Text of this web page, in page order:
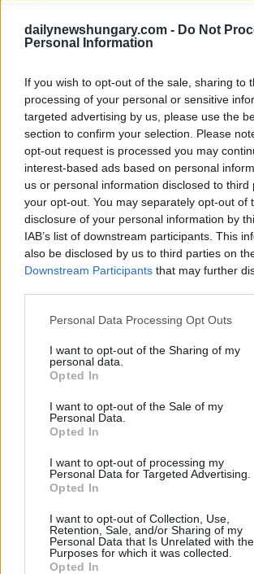
dailynewshungary.com - Do Not
Personal Information
If you wish to opt-out of the sale, sharing to
processing of your personal or sensitive
targeted advertising by us, please use the
section to confirm your selection. Please
opt-out request is processed you may
interest-based ads based on personal
us or personal information disclosed to third
your opt-out. You may separately opt-out of
disclosure of your personal information by
IAB’s list of downstream participants. This
also be disclosed by us to third parties on
Downstream Participants that may further
Please note that this website/app uses one
not limited to your visit or usage behaviour.
grant or deny consent to Google and its
use your data for below specified purposes
consent section.
Personal Data Processing Opt Outs
I want to opt-out of the Sharing of my
personal data.
Opted In
I want to opt-out of the Sale of my
Personal Data.
Opted In
I want to opt-out of processing my
Personal Data for Targeted Advertising.
Opted In
I want to opt-out of Collection, Use,
Retention, Sale, and/or Sharing of my
Personal Data that Is Unrelated with the
Purposes for which it was collected.
Opted In
Se calcoliamo che dopo un aumento di circa 40-
litro, un serbatoio medio di benzina da 50 litri
Perché i prezzi del carburante stanno scendendo
Petrolio e fiorino: i prezzi del petrolio sono
massicciamente negli ultimi giorni Il Brent
massimo di 83 USD lunedì mattina, in
una settimana L’ultima volta che abbiamo
così bassi è stato due mesi fa Inoltre, il
rafforzato anche rispetto al dollaro, di
settimanali, e ora viene scambiato intorno
Avvertimento del governo: i prezzi del
ungherese non superano i prezzi medi nei
Leggi i dettagli qui I prezzi del carburante
Ungheria:ecco l'”ultimatum” del governo
Leggi anche:
La rivoluzione petrolifera dell’Ungheria:
carburante #economia ungherese
rifornimento di carburante
Leave a Reply
Your email address will not be published. Required fields
*